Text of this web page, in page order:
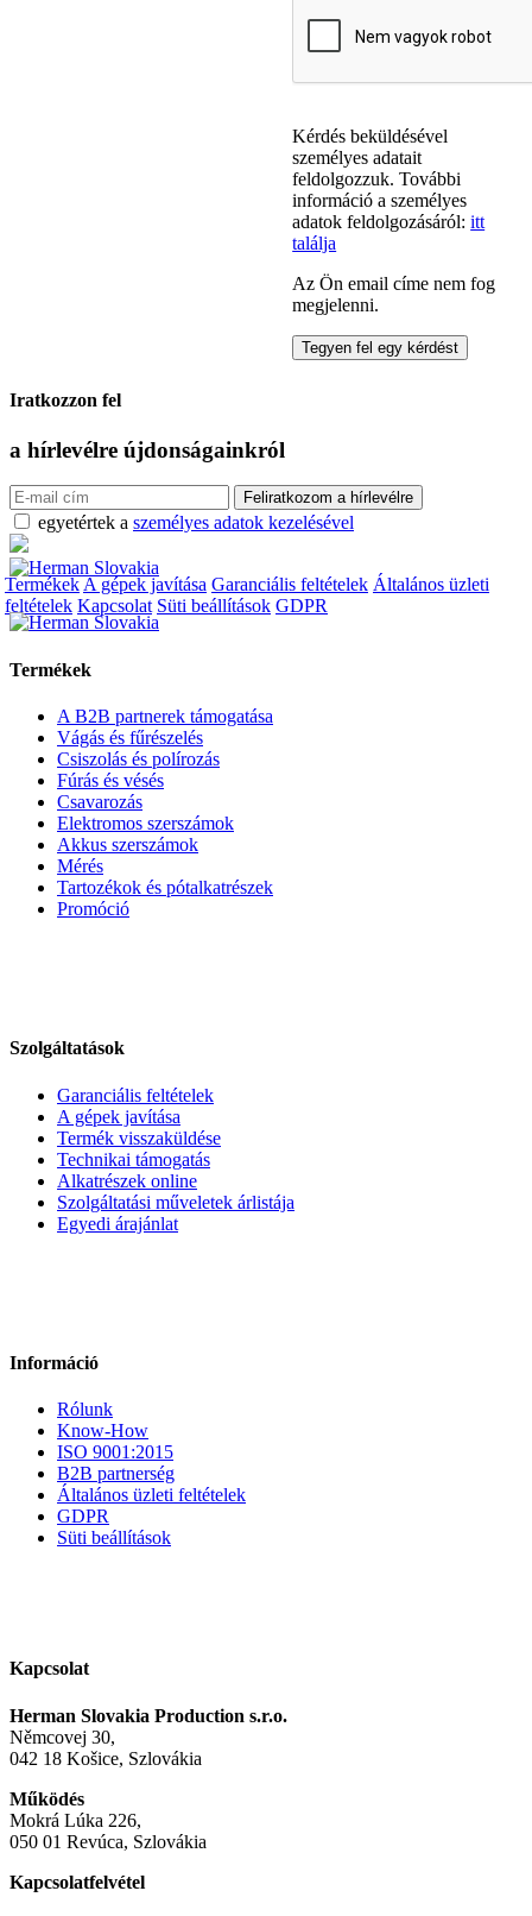
Kérdés beküldésével
személyes adatait
feldolgozzuk. További
információ a személyes
adatok feldolgozásáról:itt
találja
Az Ön email címe nem fog
megjelenni.
Iratkozzon fel
a hírlevélre újdonságainkról
egyetértek a személyes adatok kezelésével
TermékekA gépek javítása Garanciális feltételek Általános üzleti
feltételek Kapcsolat Süti beállítások GDPR
Termékek
A B2B partnerek támogatása
Vágás és fűrészelés
Csiszolás és polírozás
Fúrás és vésés
Csavarozás
Elektromos szerszámok
Akkus szerszámok
Mérés
Tartozékok és pótalkatrészek
Promóció
Szolgáltatások
Garanciális feltételek
A gépek javítása
Termék visszaküldése
Technikai támogatás
Alkatrészek online
Szolgáltatási műveletek árlistája
Egyedi árajánlat
Információ
Rólunk
Know-How
ISO 9001:2015
B2B partnerség
Általános üzleti feltételek
GDPR
Süti beállítások
Kapcsolat
Herman Slovakia Production s.r.o.
Němcovej 30,
042 18 Košice, Szlovákia
Működés
Mokrá Lúka 226,
050 01 Revúca, Szlovákia
Kapcsolatfelvétel